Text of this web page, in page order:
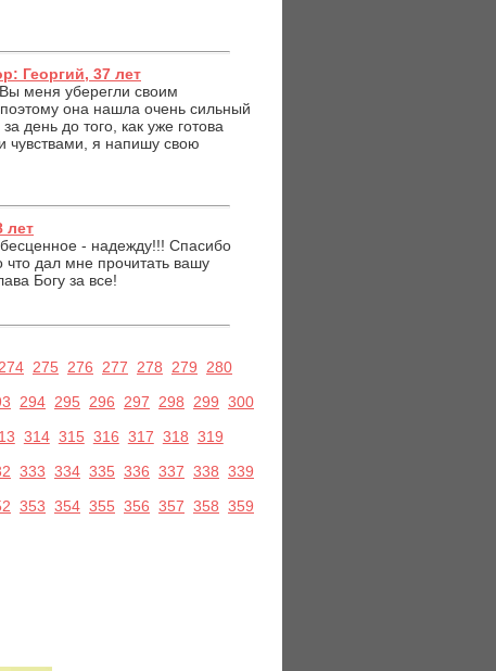
Георгий, 37 лет
меня уберегли своим
она нашла очень сильный
день до того, как уже готова
чувствами, я напишу свою
лет
- надежду!!! Спасибо
что дал мне прочитать вашу
Богу за все!
274 275 276 277 278 279
280
294 295 296 297 298 299 300
314 315 316 317 318 319
333 334 335 336 337 338 339
353 354 355 356 357 358 359